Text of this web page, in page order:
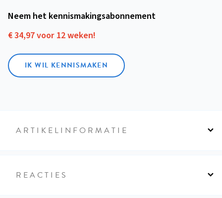
Neem het kennismakings­abonnement
€ 34,97 voor 12 weken!
IK WIL KENNISMAKEN
ARTIKELINFORMATIE
REACTIES